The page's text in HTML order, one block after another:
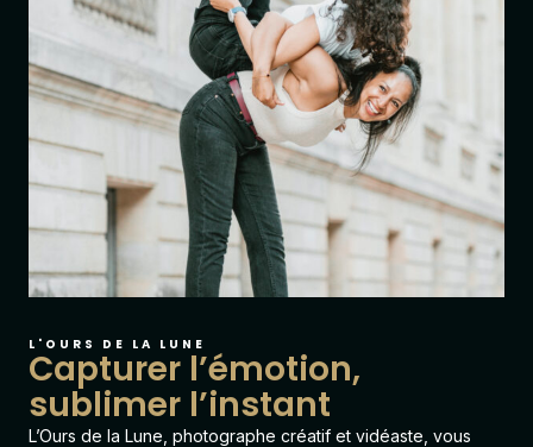
L'OURS DE LA LUNE
Capturer l’émotion,
sublimer l’instant
L’Ours de la Lune , photographe créatif et vidéaste, vous